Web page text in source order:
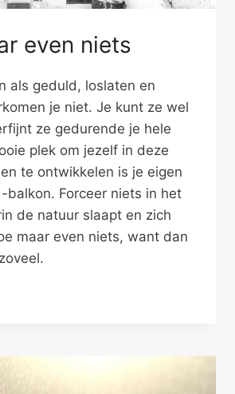
even niets
als geduld, loslaten en
je niet. Je kunt ze wel
ze gedurende je hele
plek om jezelf in deze
te ontwikkelen is je eigen
Forceer niets in het
de natuur slaapt en zich
maar even niets, want dan